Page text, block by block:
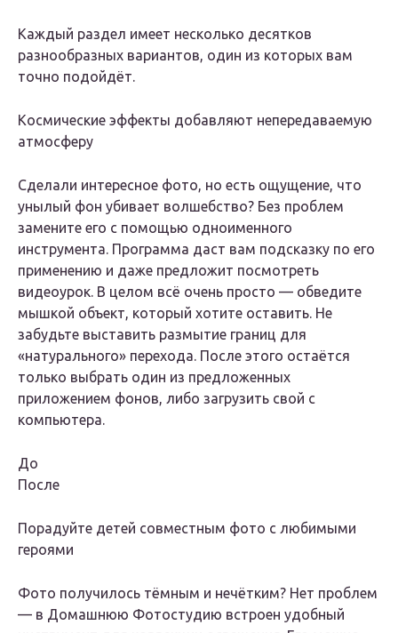
Каждый раздел имеет несколько десятков
разнообразных вариантов, один из которых вам
точно подойдёт.
Космические эффекты добавляют непередаваемую
атмосферу
Сделали интересное фото, но есть ощущение, что
унылый фон убивает волшебство? Без проблем
замените его с помощью одноименного
инструмента. Программа даст вам подсказку по его
применению и даже предложит посмотреть
видеоурок. В целом всё очень просто — обведите
мышкой объект, который хотите оставить. Не
забудьте выставить размытие границ для
«натурального» перехода. После этого остаётся
только выбрать один из предложенных
приложением фонов, либо загрузить свой с
компьютера.
До
После
Порадуйте детей совместным фото с любимыми
героями
Фото получилось тёмным и нечётким? Нет проблем
— в Домашнюю Фотостудию встроен удобный